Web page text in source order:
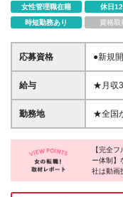
女性管理職在籍
休日
時短勤務あり
資格取
応募資格
●新規
身の実
方にピ
★プロ
いチー
給与
★月収35万円
※税込
1,760円となりま
（時
勤務地
★全国
地方・
で各地
本時
す！ ★転勤なし ≪本
5-25 西
め、通勤不要で
【完全
ー体制】
社は動画
に貢献す
で培って